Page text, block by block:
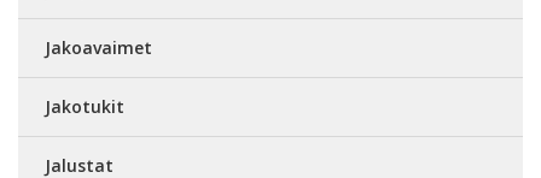
Jakoavaimet
Jakotukit
Jalustat